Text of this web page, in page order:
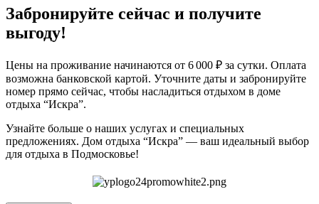
Забронируйте сейчас и получите
выгоду!
Цены на проживание начинаются от 6 000 ₽ за сутки. Оплата
возможна банковской картой. Уточните даты и забронируйте
номер прямо сейчас, чтобы насладиться отдыхом в доме
отдыха “Искра”.
Узнайте больше о наших услугах и специальных
предложениях. Дом отдыха “Искра” — ваш идеальный выбор
для отдыха в Подмосковье!